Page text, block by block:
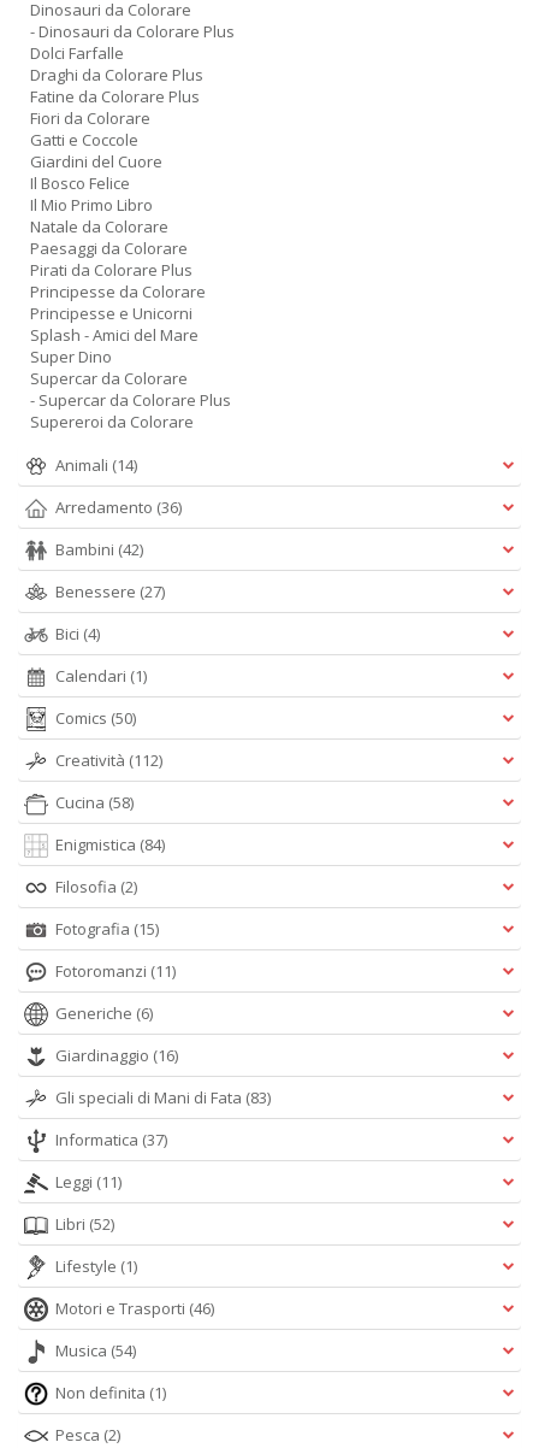
Dinosauri da Colorare
- Dinosauri da Colorare Plus
Dolci Farfalle
Draghi da Colorare Plus
Fatine da Colorare Plus
Fiori da Colorare
Gatti e Coccole
Giardini del Cuore
Il Bosco Felice
Il Mio Primo Libro
Natale da Colorare
Paesaggi da Colorare
Pirati da Colorare Plus
Principesse da Colorare
Principesse e Unicorni
Splash - Amici del Mare
Super Dino
Supercar da Colorare
- Supercar da Colorare Plus
Supereroi da Colorare
Animali (14)
Arredamento (36)
Bambini (42)
Benessere (27)
Bici (4)
Calendari (1)
Comics (50)
Creatività (112)
Cucina (58)
Enigmistica (84)
Filosofia (2)
Fotografia (15)
Fotoromanzi (11)
Generiche (6)
Giardinaggio (16)
Gli speciali di Mani di Fata (83)
Informatica (37)
Leggi (11)
Libri (52)
Lifestyle (1)
Motori e Trasporti (46)
Musica (54)
Non definita (1)
Pesca (2)